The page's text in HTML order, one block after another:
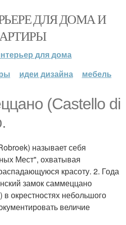
ДЛЯ ДОМА И
для дома
идеи дизайна мебель
(Castello di
называет себя
Мест", охватывая
красоту. 2. Года
замок саммеццано
окрестностях небольшого
величие